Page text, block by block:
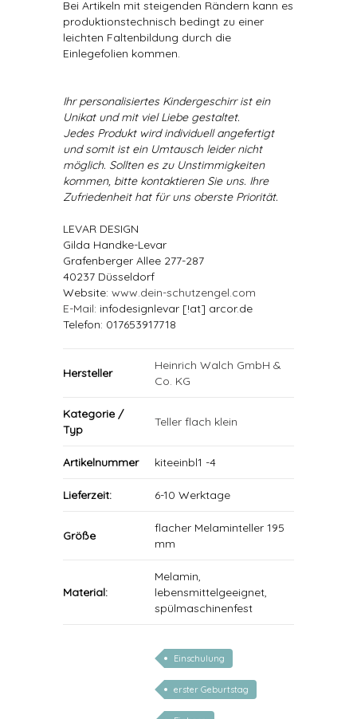
Bei Artikeln mit steigenden Rändern kann es
produktionstechnisch bedingt zu einer
leichten Faltenbildung durch die
Einlegefolien kommen.
Ihr personalisiertes Kindergeschirr ist ein
Unikat und mit viel Liebe gestaltet.
Jedes Produkt wird individuell angefertigt
und somit ist ein Umtausch leider nicht
möglich. Sollten es zu Unstimmigkeiten
kommen, bitte kontaktieren Sie uns. Ihre
Zufriedenheit hat für uns oberste Priorität.
LEVAR DESIGN
Gilda Handke-Levar
Grafenberger Allee 277-287
40237 Düsseldorf
Website: www.dein-schutzengel.com
E-Mail: infodesignlevar [!at] arcor.de
Telefon: 017653917718
Hersteller
Heinrich Walch GmbH &
Co. KG
Kategorie /
Typ
Teller flach klein
Artikelnummer kiteeinbl1 -4
Lieferzeit: 6-10 Werktage
Größe
flacher Melaminteller 195
mm
Material:
Melamin,
lebensmittelgeeignet,
spülmaschinenfest
Einschulung
erster Geburtstag